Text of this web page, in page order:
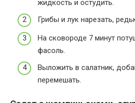
жидкость и остудить.
Грибы и лук нарезать,
На сковороде 7 минут
фасоль.
Выложить в салатник,
перемешать.